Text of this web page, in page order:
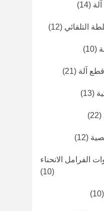
(14)
التلقائي (12)
(10)
آلة (21)
(13)
(22)
(12)
الفرامل الانحناء
(10)
(10)